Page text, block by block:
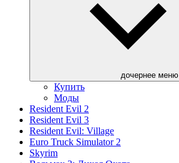
дочернее меню
Купить
Моды
Resident Evil 2
Resident Evil 3
Resident Evil: Village
Euro Truck Simulator 2
Skyrim